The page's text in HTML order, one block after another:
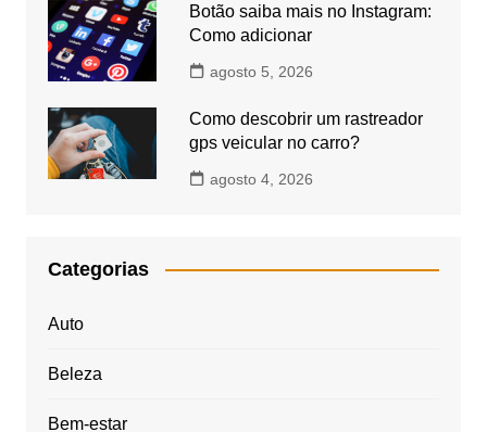
Botão saiba mais no Instagram:
Como adicionar
agosto 5, 2026
Como descobrir um rastreador
gps veicular no carro?
agosto 4, 2026
Categorias
Auto
Beleza
Bem-estar